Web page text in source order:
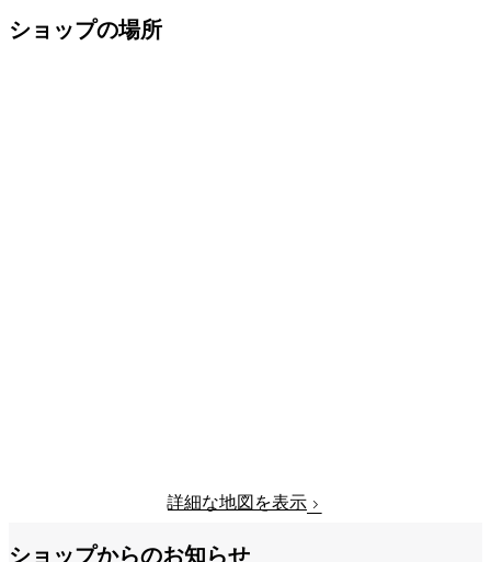
ショップの場所
詳細な地図を表示
ショップからのお知らせ